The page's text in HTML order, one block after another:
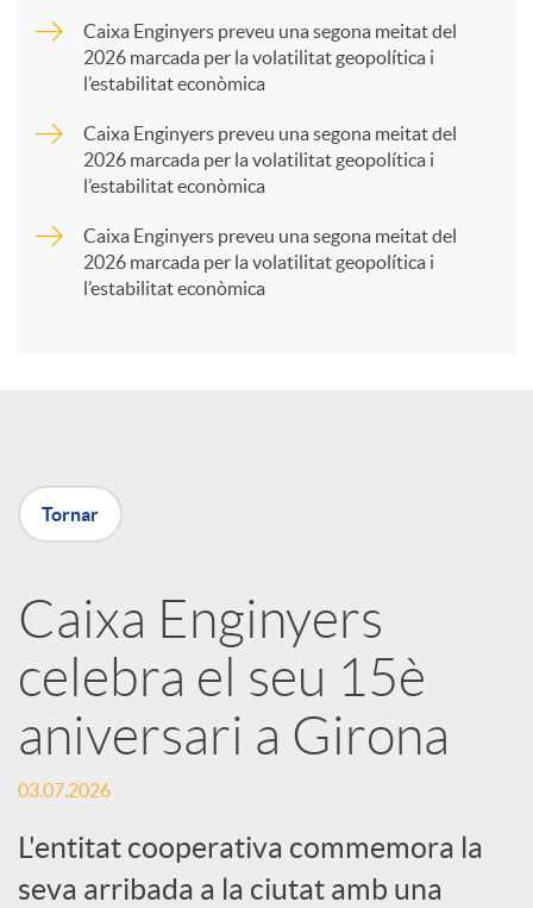
p
a
a
r
x
e
Caixa Enginyers preveu una segona meitat del
2026 marcada per la volatilitat geopolítica i
l’estabilitat econòmica
Caixa Enginyers preveu una segona meitat del
2026 marcada per la volatilitat geopolítica i
l’estabilitat econòmica
Caixa Enginyers preveu una segona meitat del
2026 marcada per la volatilitat geopolítica i
l’estabilitat econòmica
Tornar
Caixa Enginyers
celebra el seu 15è
aniversari a Girona
03.07.2026
L'entitat cooperativa commemora la
seva arribada a la ciutat amb una